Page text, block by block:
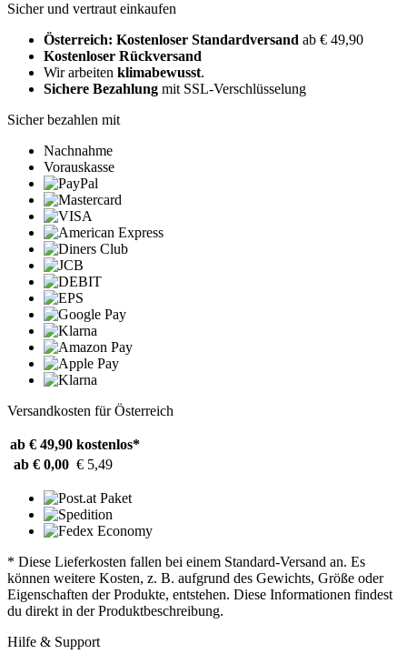
Sicher und vertraut einkaufen
Österreich: Kostenloser Standardversand ab € 49,90
Kostenloser Rückversand
Wir arbeiten klimabewusst.
Sichere Bezahlung mit SSL-Verschlüsselung
Sicher bezahlen mit
Nachnahme
Vorauskasse
Versandkosten für Österreich
ab € 49,90 kostenlos*
ab € 0,00 € 5,49
* Diese Lieferkosten fallen bei einem Standard-Versand an. Es
können weitere Kosten, z. B. aufgrund des Gewichts, Größe oder
Eigenschaften der Produkte, entstehen. Diese Informationen findest
du direkt in der Produktbeschreibung.
Hilfe & Support